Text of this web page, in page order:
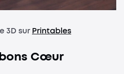
3D surPrintables
Cœur